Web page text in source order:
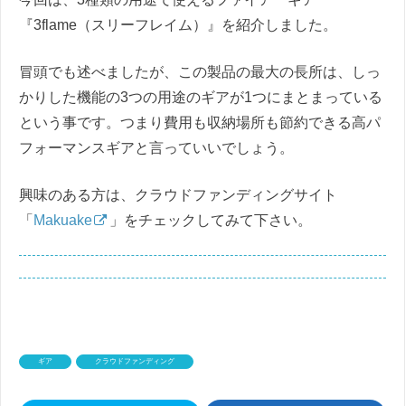
『3flame（スリーフレイム）』を紹介しました。
冒頭でも述べましたが、この製品の最大の長所は、しっ
かりした機能の3つの用途のギアが1つにまとまっている
という事です。つまり費用も収納場所も節約できる高パ
フォーマンスギアと言っていいでしょう。
興味のある方は、クラウドファンディングサイト
「 Makuake 」をチェックしてみて下さい。
ギア クラウドファンディング